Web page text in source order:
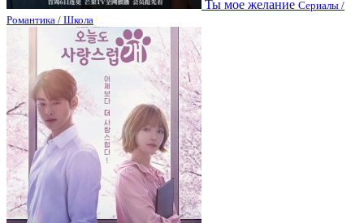
Ты мое желание Сериалы /
Романтика / Школа